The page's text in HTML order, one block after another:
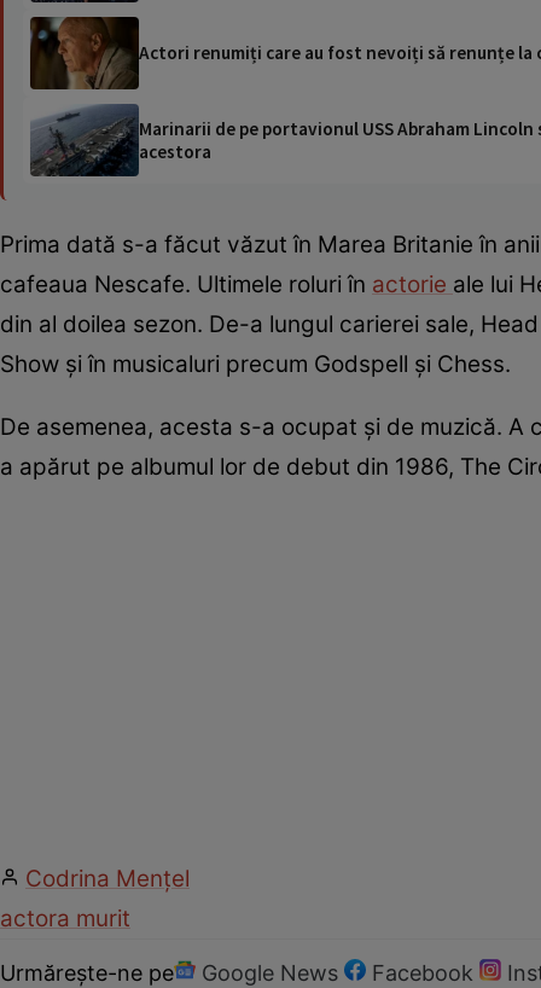
Actori renumiți care au fost nevoiți să renunțe la
Marinarii de pe portavionul USS Abraham
acestora
Prima dată s-a făcut văzut în Marea Britanie în
cafeaua Nescafe. Ultimele roluri în actorie ale lui
din al doilea sezon. De-a lungul carierei sale,
Show și în musicaluri precum Godspell și Chess.
De asemenea, acesta s-a ocupat și de muzică.
a apărut pe albumul lor de debut din 1986, The
Codrina Mențel
actora murit
Urmărește-ne pe Google News Facebook